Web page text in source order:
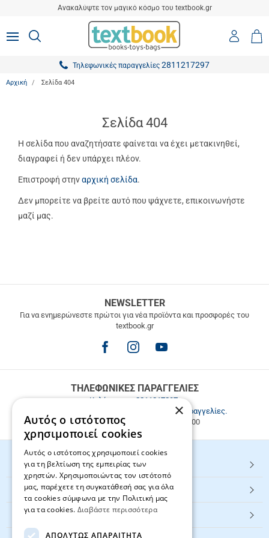
Ανακαλύψτε τον μαγικό κόσμο του textbook.gr
MENUΑΝΑΖΗΤΗΣΗ
Τηλεφωνικές παραγγελίες 2811217297
Αρχική Σελίδα 404
Σελίδα 404
Η σελίδα που αναζητήσατε φαίνεται να έχει μετακινηθεί,
διαγραφεί ή δεν υπάρχει πλέον.
Επιστροφή στηναρχική σελίδα.
Δεν μπορείτε να βρείτε αυτό που ψάχνετε, επικοινωνήστε
μαζί μας.
ΜΕΤΑΦΟΡΙΚΑ
άνω
NEWSLETTER
Για να ενημερώνεστε πρώτοι για νέα προϊόντα και προσφορές του
textbook.gr
ΤΗΛΕΦΩΝΙΚΕΣ ΠΑΡΑΓΓΕΛΙΕΣ
Καλέστε μας2811217297.
Εξυπηρέτηση πελατών & τηλεφωνικές παραγγελίες.
Δευ. - Παρ. 9:00-17:00, Σάβ. 9:00-15:00
HOT ΚΑΤΗΓΟΡΙΕΣ
ΕΞΥΠΗΡΕΤΗΣΗ ΠΕΛΑΤΩΝ
Textbook.gr
×
Αυτός ο ιστότοπος
χρησιμοποιεί cookies
Αυτός ο ιστότοπος χρησιμοποιεί cookies
για τη βελτίωση της εμπειρίας των
χρηστών. Χρησιμοποιώντας τον ιστότοπό
μας, παρέχετε τη συγκατάθεσή σας για όλα
τα cookies σύμφωνα με την Πολιτική μας
για τα cookies. Διαβάστε περισσότερα
ΑΠΟΛΎΤΩΣ ΑΠΑΡΑΊΤΗΤΑ